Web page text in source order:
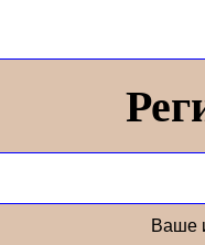
Ваше